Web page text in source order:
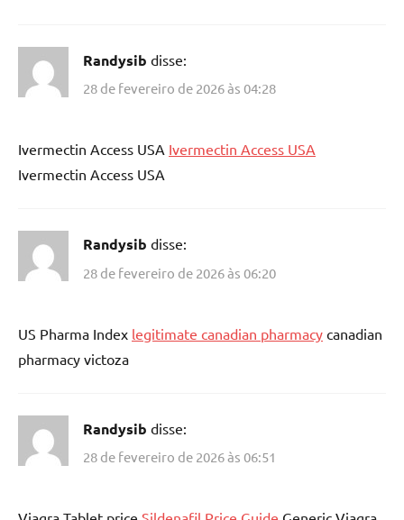
Randysib disse:
28 de fevereiro de 2026 às 04:28
Ivermectin Access USA Ivermectin Access USA
Ivermectin Access USA
Randysib disse:
28 de fevereiro de 2026 às 06:20
US Pharma Index legitimate canadian pharmacy canadian
pharmacy victoza
Randysib disse:
28 de fevereiro de 2026 às 06:51